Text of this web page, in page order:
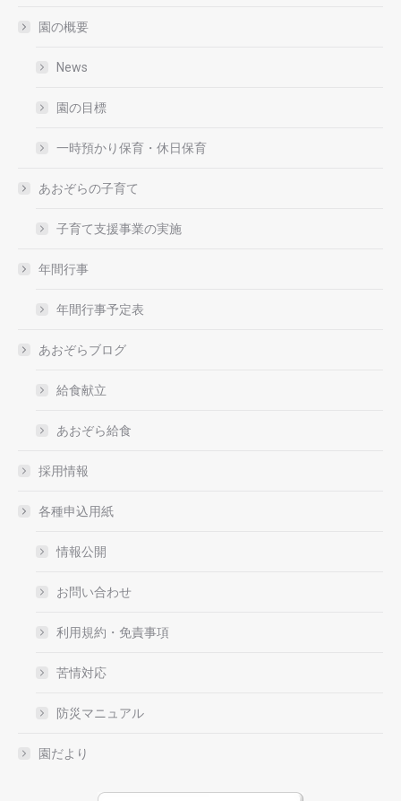
園の概要
News
園の目標
一時預かり保育・休日保育
あおぞらの子育て
子育て支援事業の実施
年間行事
年間行事予定表
あおぞらブログ
給食献立
あおぞら給食
採用情報
各種申込用紙
情報公開
お問い合わせ
利用規約・免責事項
苦情対応
防災マニュアル
園だより